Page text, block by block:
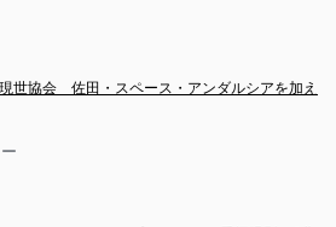
現世協会　佐田・スペース・アンダルシアを加え